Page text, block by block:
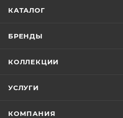
КАТАЛОГ
БРЕНДЫ
КОЛЛЕКЦИИ
УСЛУГИ
КОМПАНИЯ